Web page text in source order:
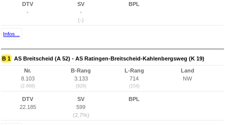
DTV
-
SV
-
(-)
BPL
Infos...
B 1 AS Breitscheid (A 52) - AS Ratingen-Breitscheid-Kahlenbergsweg (K 19)
Nr.
8.103
(2.668)
B-Rang
3.133
(926)
L-Rang
714
(154)
Land
NW
DTV
22.185
SV
599
(2,7%)
BPL